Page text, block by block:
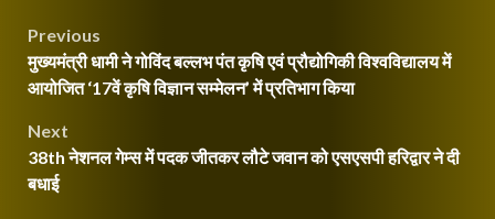
Continue
Reading
Post
navigation
Previous
मुख्यमंत्री धामी ने गोविंद बल्लभ पंत कृषि एवं प्रौद्योगिकी विश्वविद्यालय में
आयोजित ‘17वें कृषि विज्ञान सम्मेलन’ में प्रतिभाग किया
Next
38th नेशनल गेम्स में पदक जीतकर लौटे जवान को एसएसपी हरिद्वार ने दी
बधाई